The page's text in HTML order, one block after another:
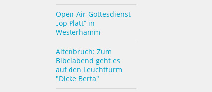
Open-Air-Gottesdienst
„op Platt“ in
Westerhamm
Altenbruch: Zum
Bibelabend geht es
auf den Leuchtturm
"Dicke Berta"